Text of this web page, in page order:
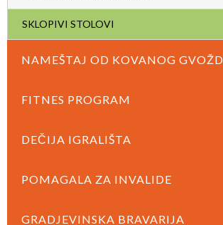
SKLOPIVI STOLOVI
NAMEŠTAJ OD KOVANOG
FITNES PROGRAM
DEČIJA IGRALIŠTA
POMAGALA ZA INVALIDE
GRADJEVINSKA BRAVARIJA